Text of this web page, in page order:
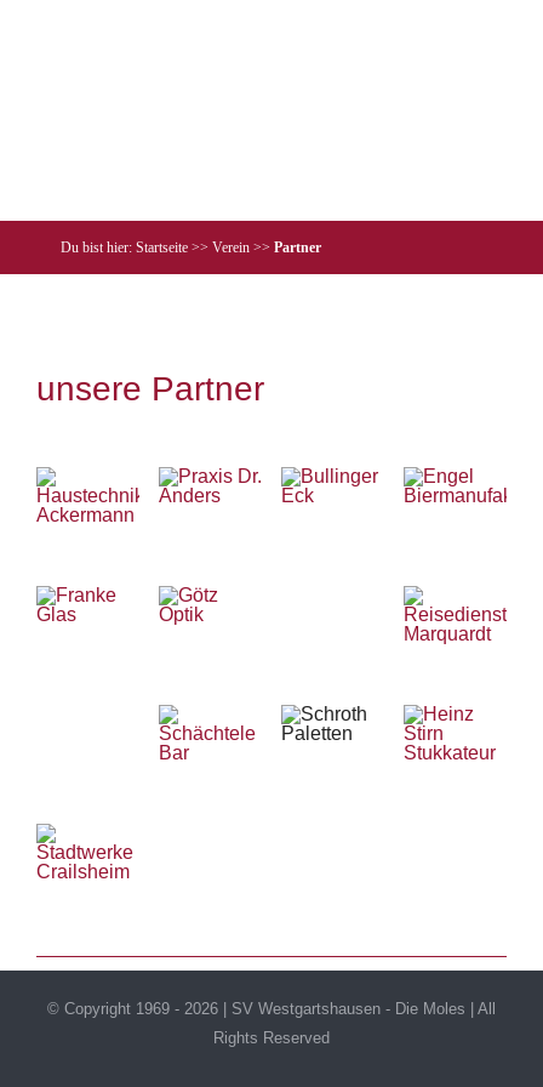
Du bist hier: Startseite >> Verein >> Partner
unsere Partner
© Copyright 1969 - 2026 | SV Westgartshausen - Die Moles | All
Rights Reserved